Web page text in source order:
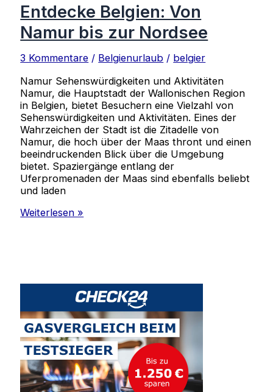
Entdecke Belgien: Von
Namur bis zur Nordsee
3 Kommentare / Belgienurlaub / belgier
Namur Sehenswürdigkeiten und Aktivitäten
Namur, die Hauptstadt der Wallonischen Region
in Belgien, bietet Besuchern eine Vielzahl von
Sehenswürdigkeiten und Aktivitäten. Eines der
Wahrzeichen der Stadt ist die Zitadelle von
Namur, die hoch über der Maas thront und einen
beeindruckenden Blick über die Umgebung
bietet. Spaziergänge entlang der
Uferpromenaden der Maas sind ebenfalls beliebt
und laden
Entdecke
Nordsee
Weiterlesen »